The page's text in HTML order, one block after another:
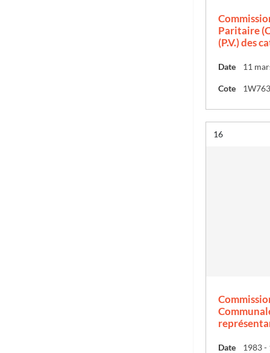
Paritaire
(P.V.) des
Date 11
Cote 1W763
Résultat n°
16
Date 1983 -